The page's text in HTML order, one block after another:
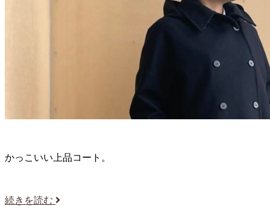
かっこいい上品コート。
続きを読む